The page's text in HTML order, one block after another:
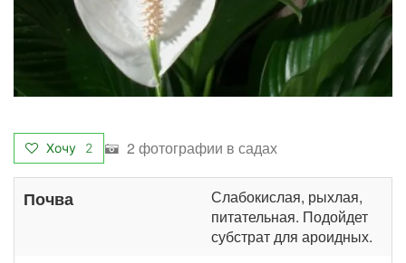
Хочу 2 2 фотографии в садах
Почва
Слабокислая, рыхлая,
питательная. Подойдет
субстрат для ароидных.